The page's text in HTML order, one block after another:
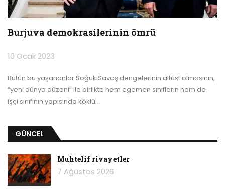
Burjuva demokrasilerinin ömrü
10 Ocak 2023
Bütün bu yaşananlar Soğuk Savaş dengelerinin altüst olmasının,
“yeni dünya düzeni” ile birlikte hem egemen sınıfların hem de
işçi sınıfının yapısında köklü…
GÜNCEL
Muhtelif rivayetler
7 Ağustos 2026